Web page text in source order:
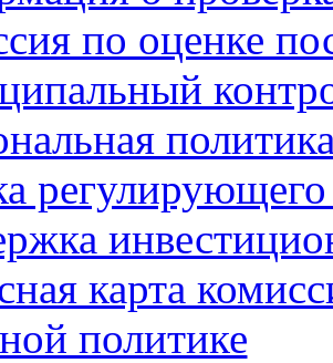
по оценке
регулирующего
карта
политике